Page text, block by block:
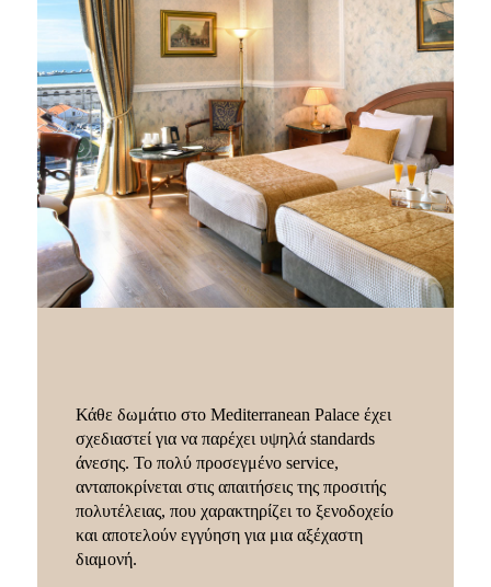
Κάθε δωμάτιο στο Mediterranean Palace έχει
σχεδιαστεί για να παρέχει υψηλά standards
άνεσης. Το πολύ προσεγμένο service,
ανταποκρίνεται στις απαιτήσεις της προσιτής
πολυτέλειας, που χαρακτηρίζει το ξενοδοχείο
και αποτελούν εγγύηση για μια αξέχαστη
διαμονή.